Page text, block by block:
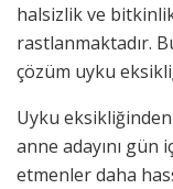
halsizlik ve
rastlanmaktadır.
çözüm uyku
Uyku
anne adayını gün
etmenler daha